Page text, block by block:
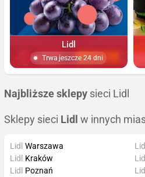
Lidl
Trwa jeszcze 24 dni
Najbliższe sklepy sieci Lidl
Sklepy sieci Lidl w innych
Lidl Warszawa
Lidl
Kraków
Lidl
Poznań
Lidl
Lidl
Lidl